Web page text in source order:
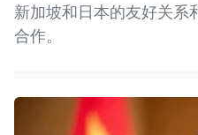
新加坡和日本的友好关系
合作。